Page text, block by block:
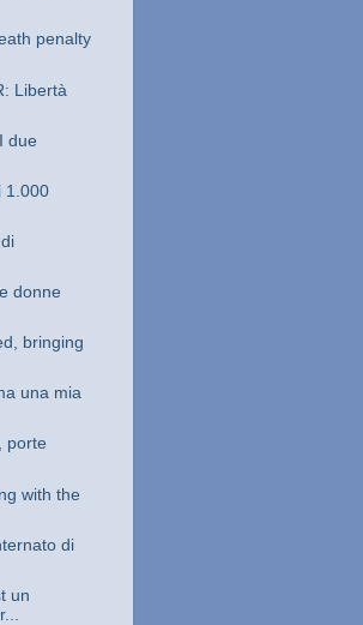
penalty
Libertà
due
1.000
donne
bringing
una mia
porte
with the
di
un